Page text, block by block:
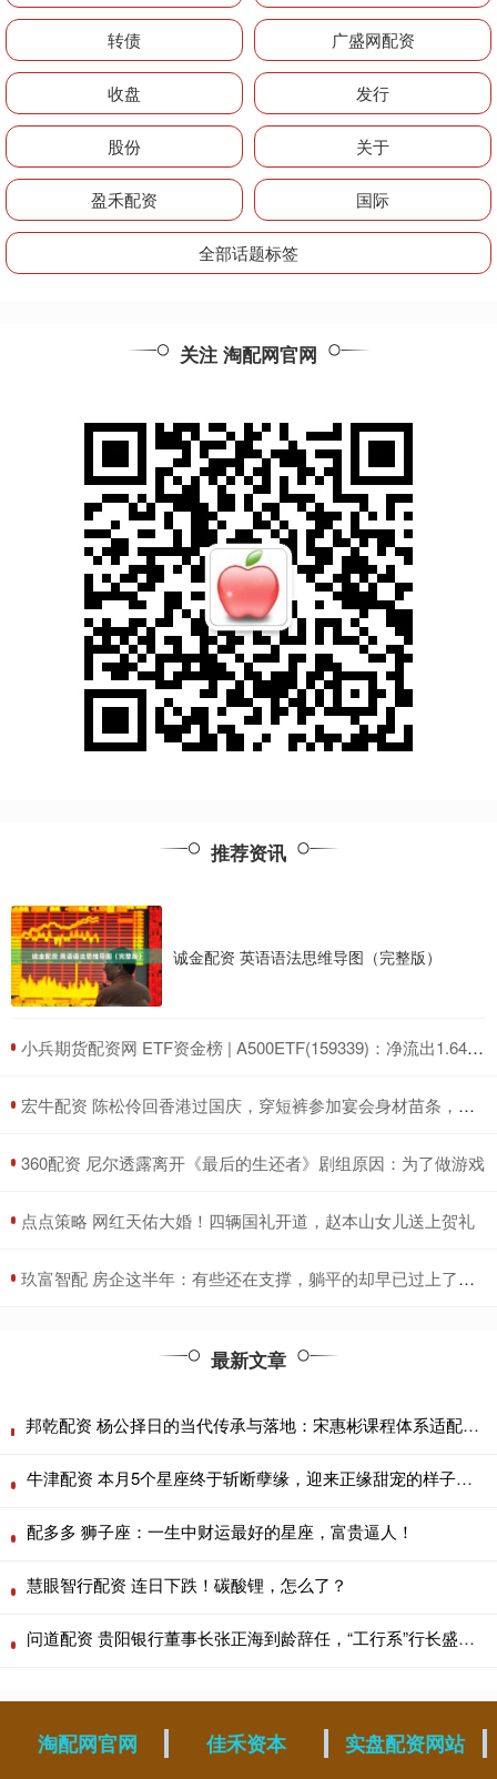
转债 广盛网配资
收盘 发行
股份 关于
盈禾配资 国际
全部话题标签
关注 淘配网官网
推荐资讯
诚金配资 英语语法思维导图（完整版）
​小兵期货配资网 ETF资金榜 | A500ETF(159339)：净流出1.64亿元，居可比基金前三-20250711
​宏牛配资 陈松伶回香港过国庆，穿短裤参加宴会身材苗条，小9岁丈夫好健硕
​360配资 尼尔透露离开《最后的生还者》剧组原因：为了做游戏
​点点策略 网红天佑大婚！四辆国礼开道，赵本山女儿送上贺礼
​玖富智配 房企这半年：有些还在支撑，躺平的却早已过上了好日子
最新文章
邦乾配资 杨公择日的当代传承与落地：宋惠彬课程体系适配上海商业场景
牛津配资 本月5个星座终于斩断孽缘，迎来正缘甜宠的样子太甜了！
配多多 狮子座：一生中财运最好的星座，富贵逼人！
慧眼智行配资 连日下跌！碳酸锂，怎么了？
问道配资 贵阳银行董事长张正海到龄辞任，“工行系”行长盛军代为履职
淘配网官网 佳禾资本 实盘配资网站